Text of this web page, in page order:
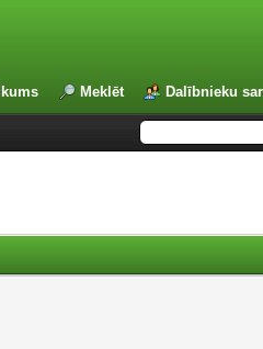
Meklēt Dalībnieku